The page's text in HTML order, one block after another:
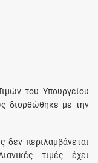
του Υπουργείου
διορθώθηκε με την
δεν περιλαμβάνεται
τιμές έχει